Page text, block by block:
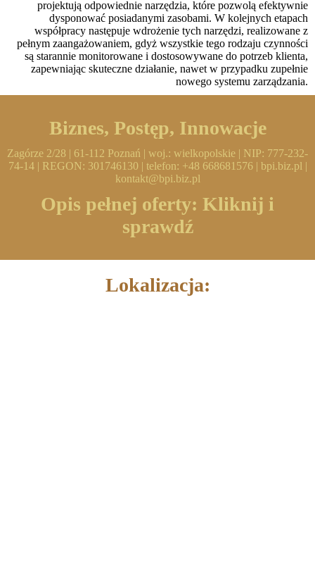
projektują odpowiednie narzędzia, które pozwolą efektywnie
dysponować posiadanymi zasobami. W kolejnych etapach
współpracy następuje wdrożenie tych narzędzi, realizowane z
pełnym zaangażowaniem, gdyż wszystkie tego rodzaju czynności
są starannie monitorowane i dostosowywane do potrzeb klienta,
zapewniając skuteczne działanie, nawet w przypadku zupełnie
nowego systemu zarządzania.
Biznes, Postęp, Innowacje
Zagórze 2/28 | 61-112 Poznań | woj.: wielkopolskie | NIP: 777-232-
74-14 | REGON: 301746130 | telefon: +48 668681576 | bpi.biz.pl |
kontakt@bpi.biz.pl
Opis pełnej oferty: Kliknij i
sprawdź
Lokalizacja: